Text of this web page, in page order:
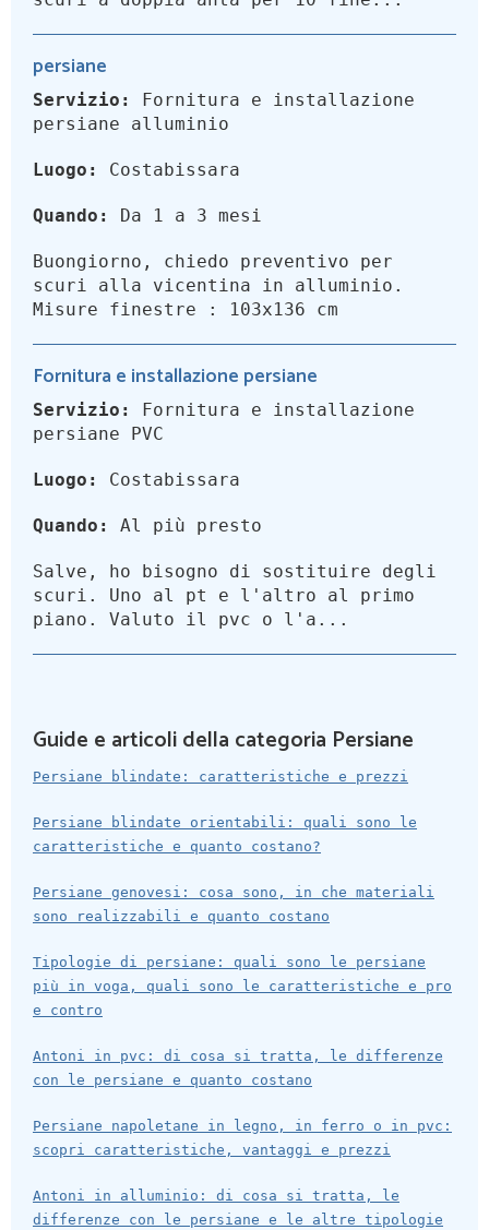
persiane
Servizio:
Fornitura e installazione
persiane alluminio
Luogo: Costabissara
Quando: Da 1 a 3 mesi
Buongiorno, chiedo preventivo per
scuri alla vicentina in alluminio.
Misure finestre : 103x136 cm
Fornitura e installazione persiane
Servizio:
Fornitura e installazione
persiane PVC
Luogo: Costabissara
Quando: Al più presto
Salve, ho bisogno di sostituire degli
scuri. Uno al pt e l'altro al primo
piano. Valuto il pvc o l'a...
Guide e articoli della categoria Persiane
Persiane blindate: caratteristiche e prezzi
Persiane blindate orientabili: quali sono le
caratteristiche e quanto costano?
Persiane genovesi: cosa sono, in che materiali
sono realizzabili e quanto costano
Tipologie di persiane: quali sono le persiane
più in voga, quali sono le caratteristiche e pro
e contro
Antoni in pvc: di cosa si tratta, le differenze
con le persiane e quanto costano
Persiane napoletane in legno, in ferro o in pvc:
scopri caratteristiche, vantaggi e prezzi
Antoni in alluminio: di cosa si tratta, le
differenze con le persiane e le altre tipologie